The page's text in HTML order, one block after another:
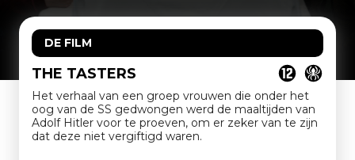
DE FILM
THE TASTERS
Het verhaal van een groep vrouwen die onder het
oog van de SS gedwongen werd de maaltijden van
Adolf Hitler voor te proeven, om er zeker van te zijn
dat deze niet vergiftigd waren.